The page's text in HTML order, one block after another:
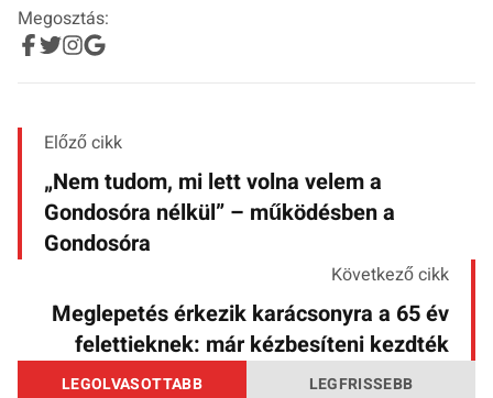
Megosztás:
Előző cikk
„Nem tudom, mi lett volna velem a
Gondosóra nélkül” – működésben a
Gondosóra
Következő cikk
Meglepetés érkezik karácsonyra a 65 év
felettieknek: már kézbesíteni kezdték
LEGOLVASOTTABB LEGFRISSEBB